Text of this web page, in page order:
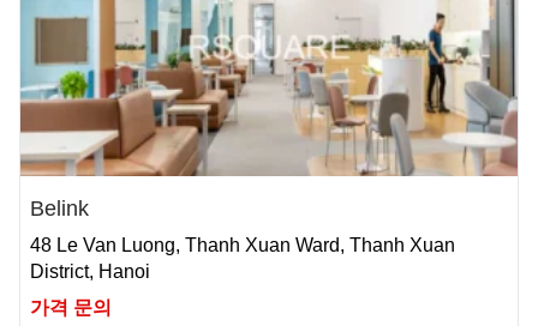
Belink
48 Le Van Luong, Thanh Xuan Ward, Thanh Xuan
District, Hanoi
가격 문의